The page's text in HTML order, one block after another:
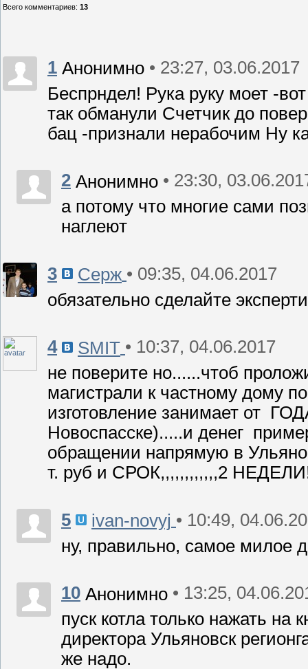
Всего комментариев: 13
1 Анонимно • 23:27, 03.06.2017
Беспрндел! Рука руку моет -
так обманули Счетчик до
бац -признали нерабочим Ну
2 Анонимно • 23:30,
а потому что многие сами
наглеют
3 Серж • 09:35, 04.06.2017
обязательно сделайте
4 SMIT • 10:37, 04.06.2017
не поверите но......чтоб
магистрали к частному дому
изготовление занимает от
Новоспасске).....и денег
обращении напрямую в
т. руб и СРОК,,,,,,,,,,,,2
5 ivan-novyj • 10:49,
ну, правильно, самое милое
10 Анонимно • 13:25,
пуск котла только нажать на
директора Ульяновск
же надо.